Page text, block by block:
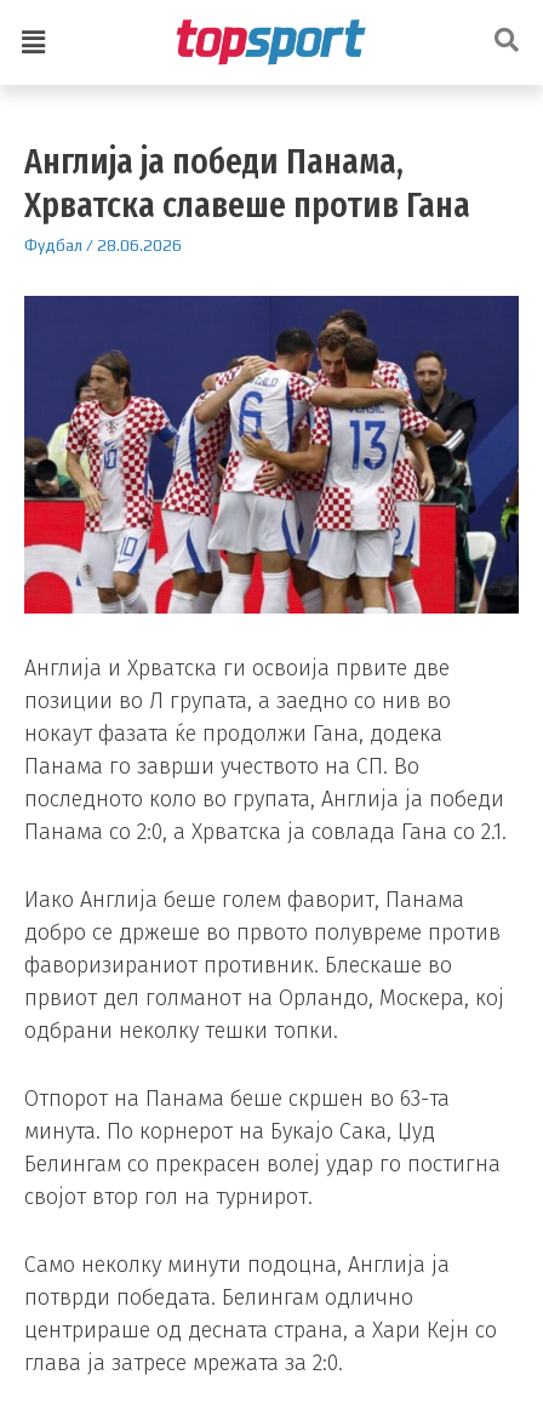
Англија ја победи Панама,
Хрватска славеше против Гана
Фудбал /28.06.2026
Англија и Хрватска ги освоија првите две
позиции во Л групата, а заедно со нив во
нокаут фазата ќе продолжи Гана, додека
Панама го заврши учеството на СП. Во
последното коло во групата, Англија ја победи
Панама со 2:0, а Хрватска ја совлада Гана со 2.1.
Иако Англија беше голем фаворит, Панама
добро се држеше во првото полувреме против
фаворизираниот противник. Блескаше во
првиот дел голманот на Орландо, Москера, кој
одбрани неколку тешки топки.
Отпорот на Панама беше скршен во 63-та
минута. По корнерот на Букајо Сака, Џуд
Белингам со прекрасен волеј удар го постигна
својот втор гол на турнирот.
Само неколку минути подоцна, Англија ја
потврди победата. Белингам одлично
центрираше од десната страна, а Хари Кејн со
глава ја затресе мрежата за 2:0.